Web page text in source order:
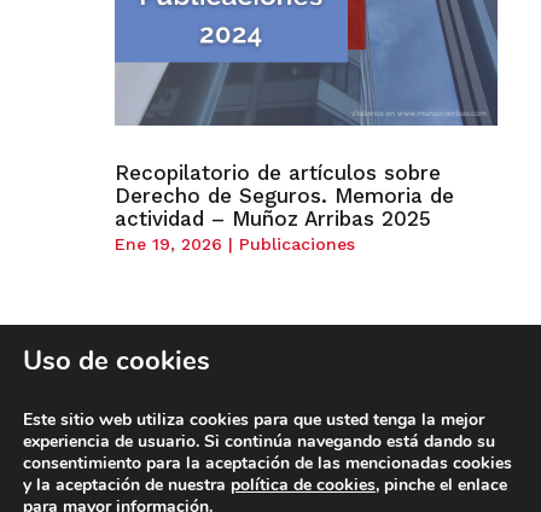
Recopilatorio de artículos sobre
Derecho de Seguros. Memoria de
actividad – Muñoz Arribas 2025
Ene 19, 2026 | Publicaciones
Business Development by Gericó Associates|Aviso Legal y política de
privacidad | Política de cookies | Seguridad de la información |
Uso de cookies
Este sitio web utiliza cookies para que usted tenga la mejor
experiencia de usuario. Si continúa navegando está dando su
consentimiento para la aceptación de las mencionadas cookies
y la aceptación de nuestra política de cookies, pinche el enlace
para mayor información.